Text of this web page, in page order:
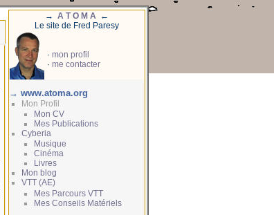
→ A T O M A ←
Le site de Fred Paresy
· mon profil
· me contacter
→ www.atoma.org
Mon Profil
Mon CV
Mes Publications
Cyberia
Musique
Cinéma
Livres
Mon blog
VTT (AE)
Mes Parcours VTT
Mes Conseils Matériels